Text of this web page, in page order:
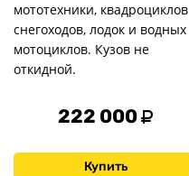
мототехники, квадроциклов
снегоходов, лодок и водных
мотоциклов. Кузов не
откидной.
222 000
Купить